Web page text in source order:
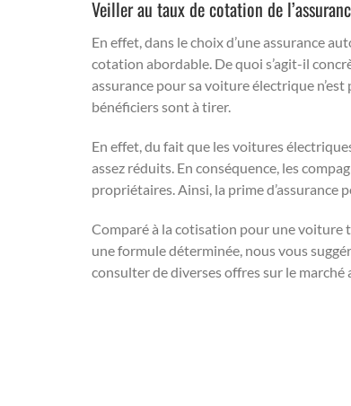
Veiller au taux de cotation de
En effet, dans le choix d’une assurance
cotation abordable. De quoi s’agit-il
assurance pour sa voiture électrique
bénéficiers sont à tirer.
En effet, du fait que les voitures
assez réduits. En conséquence, les
propriétaires. Ainsi, la prime d’assurance
Comparé à la cotisation pour une voiture
une formule déterminée, nous vous
consulter de diverses offres sur le marché